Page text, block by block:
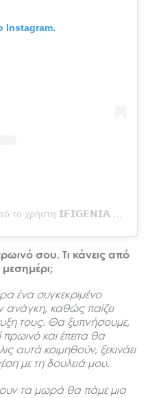
Instagram.
Η δημοσίευση κοινοποιήθηκε από το χρήστη 𝗜𝗙𝗜𝗚𝗘𝗡𝗜𝗔 𝗕𝗔𝗞𝗔 | 𝗣𝗜𝗟𝗔𝗧𝗘𝗦, 𝗠𝗜𝗡𝗗𝗦𝗘𝗧 & 𝗪𝗘𝗟𝗟-𝗕𝗘𝗜𝗡𝗚 (@breath_pilates_by_ifigenia)
σου. Τι κάνεις από
ένα συγκεκριμένο
καθώς παίζει
τους. Θα ξυπνήσουμε,
και έπειτα θα
αυτά κοιμηθούν, ξεκινάει
με τη δουλειά μου.
τα μωρά θα πάμε μια